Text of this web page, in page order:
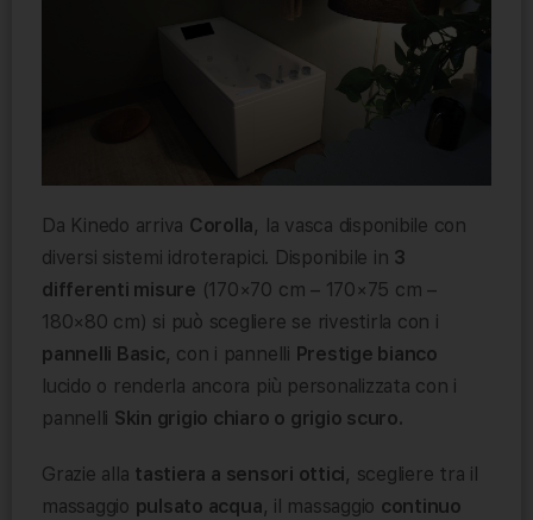
Da Kinedo arriva Corolla, la vasca disponibile con
diversi sistemi idroterapici. Disponibile in 3
differenti misure (170×70 cm – 170×75 cm –
180×80 cm) si può scegliere se rivestirla con i
pannelli Basic, con i pannelli Prestige bianco
lucido o renderla ancora più personalizzata con i
pannelli Skin grigio chiaro o grigio scuro.
Grazie alla tastiera a sensori ottici, scegliere tra il
massaggio pulsato acqua, il massaggio continuo